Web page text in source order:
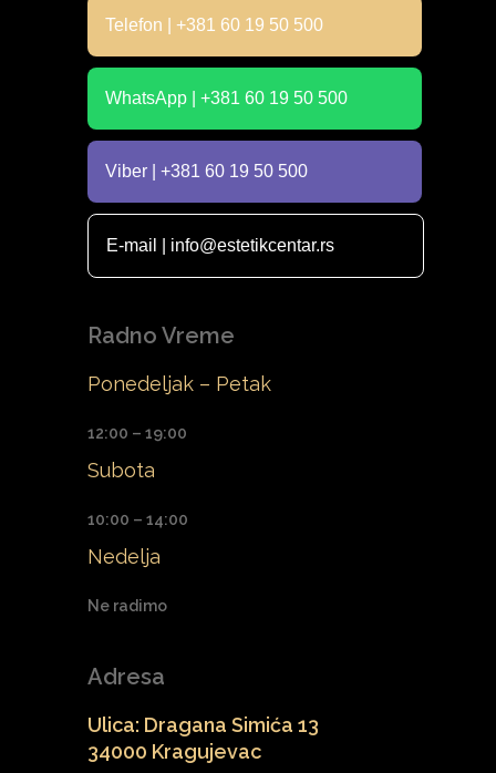
Telefon | +381 60 19 50 500
WhatsApp | +381 60 19 50 500
Viber | +381 60 19 50 500
E-mail | info@estetikcentar.rs
Radno Vreme
Ponedeljak – Petak
12:00 – 19:00
Subota
10:00 – 14:00
Nedelja
Ne radimo
Adresa
Ulica: Dragana Simića 13
34000 Kragujevac